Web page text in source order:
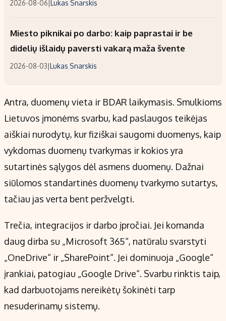
2026-08-06 Lukas Snarskis
Miesto piknikai po darbo: kaip paprastai ir be
didelių išlaidų paversti vakarą maža švente
2026-08-03|Lukas Snarskis
Antra, duomenų vieta ir BDAR laikymasis. Smulkioms
Lietuvos įmonėms svarbu, kad paslaugos teikėjas
aiškiai nurodytų, kur fiziškai saugomi duomenys, kaip
vykdomas duomenų tvarkymas ir kokios yra
sutartinės sąlygos dėl asmens duomenų. Dažnai
siūlomos standartinės duomenų tvarkymo sutartys,
tačiau jas verta bent peržvelgti.
Trečia, integracijos ir darbo įpročiai. Jei komanda
daug dirba su „Microsoft 365“, natūralu svarstyti
„OneDrive“ ir „SharePoint“. Jei dominuoja „Google“
įrankiai, patogiau „Google Drive“. Svarbu rinktis taip,
kad darbuotojams nereikėtų šokinėti tarp
nesuderinamų sistemų.